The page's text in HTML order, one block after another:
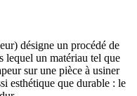
désigne un procédé de
lequel un matériau tel que
sur une pièce à usiner
esthétique que durable : le